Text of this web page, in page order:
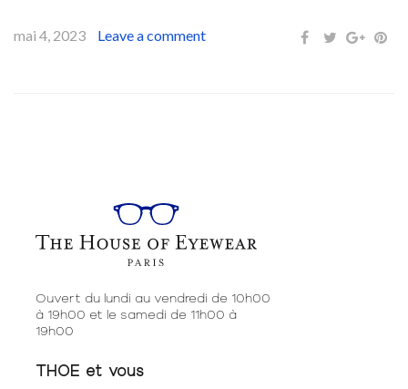
mai 4, 2023 Leave a comment
Ouvert du lundi au vendredi de 10h00
à 19h00 et le samedi de 11h00 à
19h00
THOE et vous